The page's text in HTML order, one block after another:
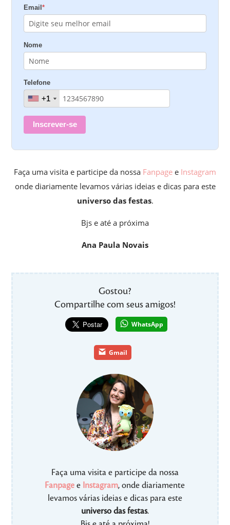
Email*
Nome
Telefone
+1
+1
Inscrever-se
Faça uma visita e participe da nossa Fanpage e Instagram
onde diariamente levamos várias ideias e dicas para este
universo das festas.
Bjs e até a próxima
Ana Paula Novais
Gostou?
Compartilhe com seus amigos!
WhatsApp
Gmail
Faça uma visita e participe da nossa
Fanpage e Instagram, onde diariamente
levamos várias ideias e dicas para este
universo das festas.